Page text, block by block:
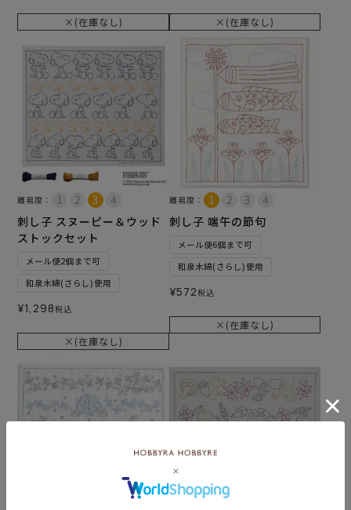
×(在庫なし) ×(在庫なし)
難易度：
刺し子 スヌーピー＆ウッド
ストックセット
メール便2個まで可
和泉木綿(さらし)使用
¥1,298税込
×(在庫なし)
難易度：
刺し子 端午の節句
メール便6個まで可
和泉木綿(さらし)使用
¥572税込
×(在庫なし)